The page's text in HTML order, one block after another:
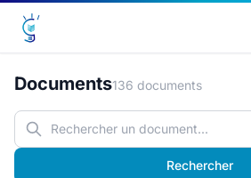
Documents136 documents
Rechercher